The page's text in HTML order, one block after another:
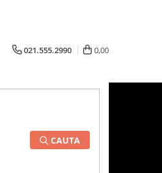
021.555.2990 0,00
CAUTA